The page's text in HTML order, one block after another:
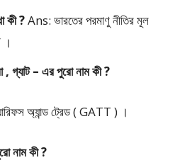
কী ?Ans: ভারতের পরমাণু নীতির মূল
।
গ্যাট – এর পুরো নাম কী ?
অ্যান্ড ট্রেড ( GATT ) ।
নাম কী ?